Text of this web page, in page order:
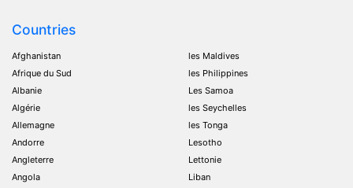
Countries
Afghanistan
Afrique du Sud
Albanie
Algérie
Allemagne
Andorre
Angleterre
Angola
les Maldives
les Philippines
Les Samoa
les Seychelles
les Tonga
Lesotho
Lettonie
Liban